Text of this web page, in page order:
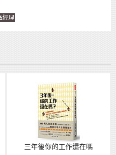
經理
三年後你的工作還在嗎